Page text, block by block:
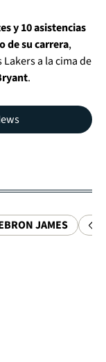
y 10 asistencias
de su carrera,
a la cima de
.
JAMES